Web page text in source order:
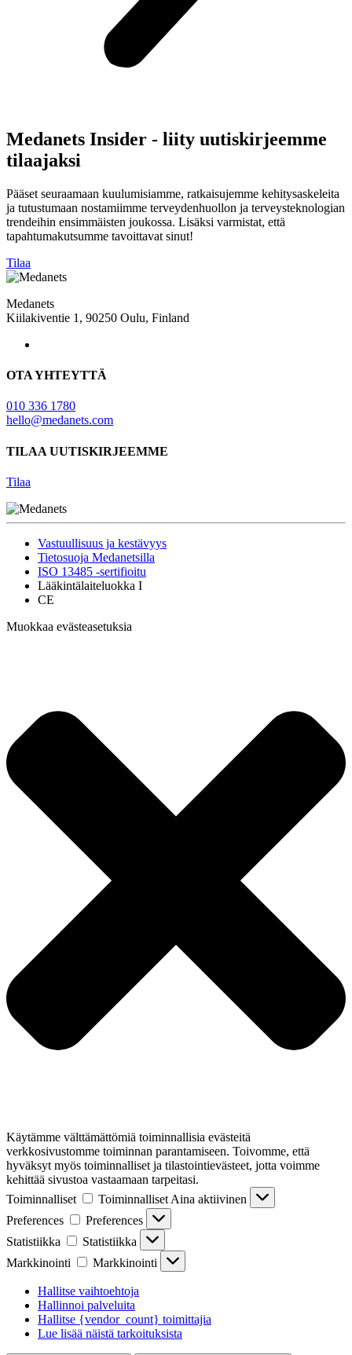
Medanets Insider - liity uutiskirjeemme
tilaajaksi
Pääset seuraamaan kuulumisiamme, ratkaisujemme kehitysaskeleita
ja tutustumaan nostamiimme terveydenhuollon ja terveysteknologian
trendeihin ensimmäisten joukossa. Lisäksi varmistat, että
tapahtumakutsumme tavoittavat sinut!
Tilaa
Medanets
Kiilakiventie 1, 90250 Oulu, Finland
OTA YHTEYTTÄ
010 336 1780
hello@medanets.com
TILAA UUTISKIRJEEMME
Tilaa
Vastuullisuus ja kestävyys
Tietosuoja Medanetsilla
ISO 13485 -sertifioitu
Lääkintälaiteluokka I
CE
Muokkaa evästeasetuksia
Käytämme välttämättömiä toiminnallisia evästeitä
verkkosivustomme toiminnan parantamiseen. Toivomme, että
hyväksyt myös toiminnalliset ja tilastointievästeet, jotta voimme
kehittää sivustoa vastaamaan tarpeitasi.
Toiminnalliset
Toiminnalliset Aina aktiivinen
Preferences
Preferences
Statistiikka
Statistiikka
Markkinointi
Markkinointi
Hallitse vaihtoehtoja
Hallinnoi palveluita
Hallitse {vendor_count} toimittajia
Lue lisää näistä tarkoituksista